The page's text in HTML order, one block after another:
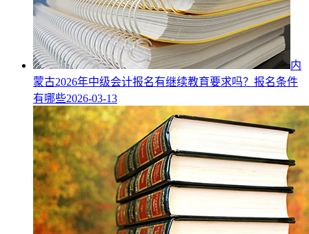
内
蒙古2026年中级会计报名有继续教育要求吗？报名条件
有哪些2026-03-13